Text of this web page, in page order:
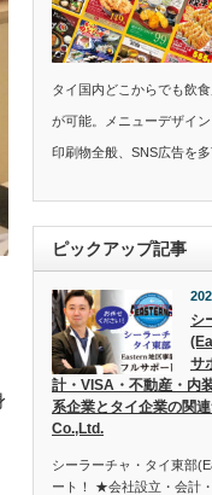
タイ国内どこからでも飲
が可能。メニューデザイ
印刷物全般、SNS広告を多
ピックアップ記事
シ
サ
計・VISA・不動産・内
系企業とタイ企業の関
Co.,Ltd.
シーラーチャ・タイ東部
ート！ ★会社設立・会計